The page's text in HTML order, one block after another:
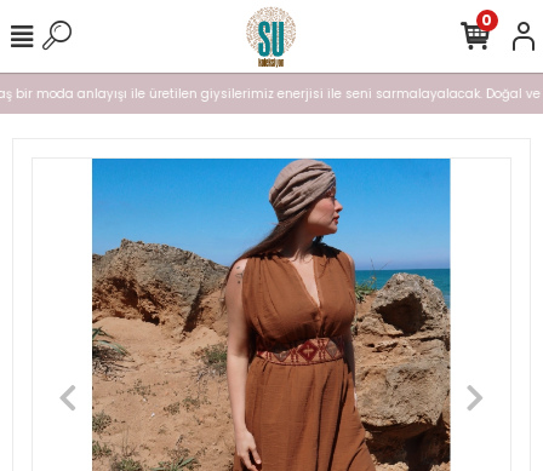
bir moda anlayışı ile üretilen giysilerimiz enerjisi ile seni sarmalayalacak. Doğal
0